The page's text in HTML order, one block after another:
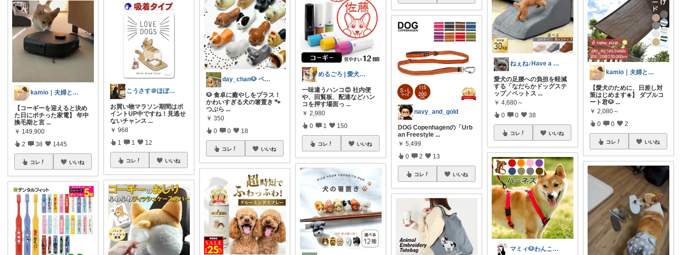
kamio｜夫婦とコーギーの愛用品
【コーギーを迎えると決め
た日にポチった家電】 年中
換毛期と言 ...
￥ 149,900
2 38 1445
コレ いいね
こうさす＠ほぼ毎日更新
お買い物マラソン期間はポ
イントUP中ですね！見逃せ
ないチャンス ...
￥ 968
1 1 12
コレ いいね
day_chan🐶 ペットと快適暮らし
🐶 食卓に癒やしをプラス！
かわいすぎる犬の箸置き 🐾
つぶら ...
￥ 350
0 0 18
コレ いいね
めるごろ | 愛犬と見つける幸せセレクト
一味違うハンコ😍 社内便
や、回覧板、配達などハン
コを押す場面っ ...
￥ 2,980
0 1 150
コレ いいね
navy_and_gold
DOG Copenhagenの「Urb
an Freestyle ...
￥ 5,499
0 2 13
コレ いいね
ねぇね♪Have a nice day.
愛犬の足腰への負担を軽減
する「なだらかドッグステ
ップ／ペットス ...
￥ 4,680～
0 0 38
コレ いいね
マミィ🐶わんこと暮らす｜お得情報係
kamio｜夫婦とコーギーの愛用品
【愛犬のために、日差し対
策はじめます☀️】 ダブルコ
ート君🐶 ...
￥ 2,080～
0 0 2
コレ いいね